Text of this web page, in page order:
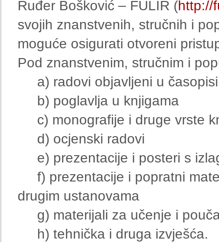
Ruđer Bošković – FULIR (http://
svojih znanstvenih, stručnih i
moguće osigurati otvoreni
Pod znanstvenim, stručnim i
a) radovi objavljeni u
b) poglavlja u knjigama
c) monografije i druge vrste
d) ocjenski radovi
e) prezentacije i posteri s
f) prezentacije i popratni
drugim ustanovama
g) materijali za učenje i
h) tehnička i druga izvješća.